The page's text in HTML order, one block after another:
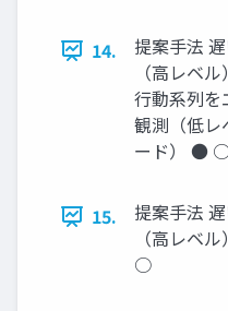
14.
提案手法
（高レベ
行動系列
観測（低レ
ード） ●
15.
提案手法
（高レベ
○